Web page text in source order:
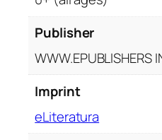
W
a
Publisher
WWW.EPUBLISHERS
Imprint
eLiteratura